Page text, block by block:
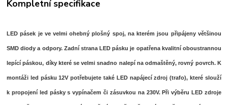
Kompletní specifikace
LED pásek je ve velmi ohebný plošný spoj, na kterém jsou připájeny většinou
SMD diody a odpory. Zadní strana LED pásku je opatřena kvalitní oboustrannou
lepící páskou, díky které se velmi snadno nalepí na odmaštěný, rovný povrch. K
montáži led pásku 12V potřebujete také LED napájecí zdroj (trafo), které slouží
k propojení led pásky s vypínačem či zásuvkou na 230V. Při výběru LED zdroje